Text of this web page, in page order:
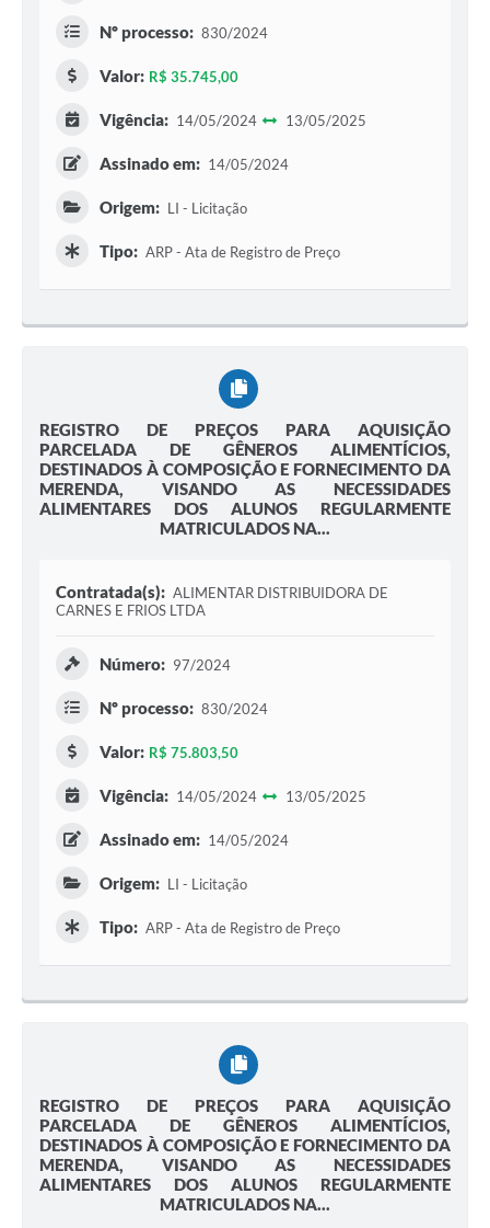
Nº processo: 830/2024
Valor: R$ 35.745,00
Vigência: 14/05/2024 13/05/2025
Assinado em: 14/05/2024
Origem: LI - Licitação
Tipo: ARP - Ata de Registro de Preço
REGISTRO DE PREÇOS PARA AQUISIÇÃO
PARCELADA DE GÊNEROS ALIMENTÍCIOS,
DESTINADOS À COMPOSIÇÃO E FORNECIMENTO DA
MERENDA, VISANDO AS NECESSIDADES
ALIMENTARES DOS ALUNOS REGULARMENTE
MATRICULADOS NA...
Contratada(s): ALIMENTAR DISTRIBUIDORA DE
CARNES E FRIOS LTDA
Número: 97/2024
Nº processo: 830/2024
Valor: R$ 75.803,50
Vigência: 14/05/2024 13/05/2025
Assinado em: 14/05/2024
Origem: LI - Licitação
Tipo: ARP - Ata de Registro de Preço
REGISTRO DE PREÇOS PARA AQUISIÇÃO
PARCELADA DE GÊNEROS ALIMENTÍCIOS,
DESTINADOS À COMPOSIÇÃO E FORNECIMENTO DA
MERENDA, VISANDO AS NECESSIDADES
ALIMENTARES DOS ALUNOS REGULARMENTE
MATRICULADOS NA...